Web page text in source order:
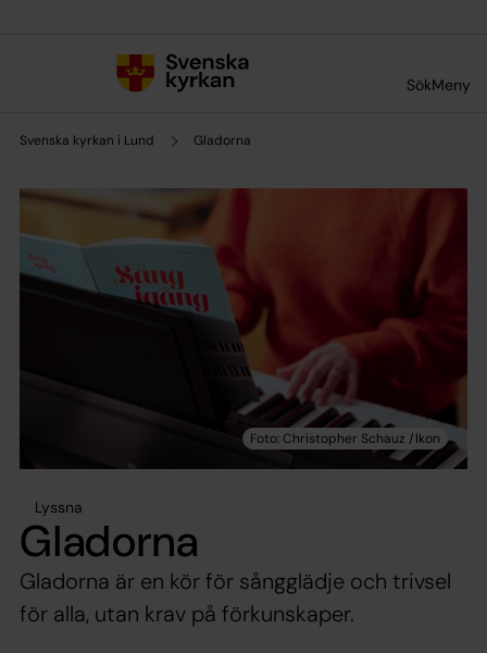
SökMeny
Svenska kyrkan i Lund Gladorna
Lyssna
Gladorna
Gladorna är en kör för sångglädje och trivsel
för alla, utan krav på förkunskaper.